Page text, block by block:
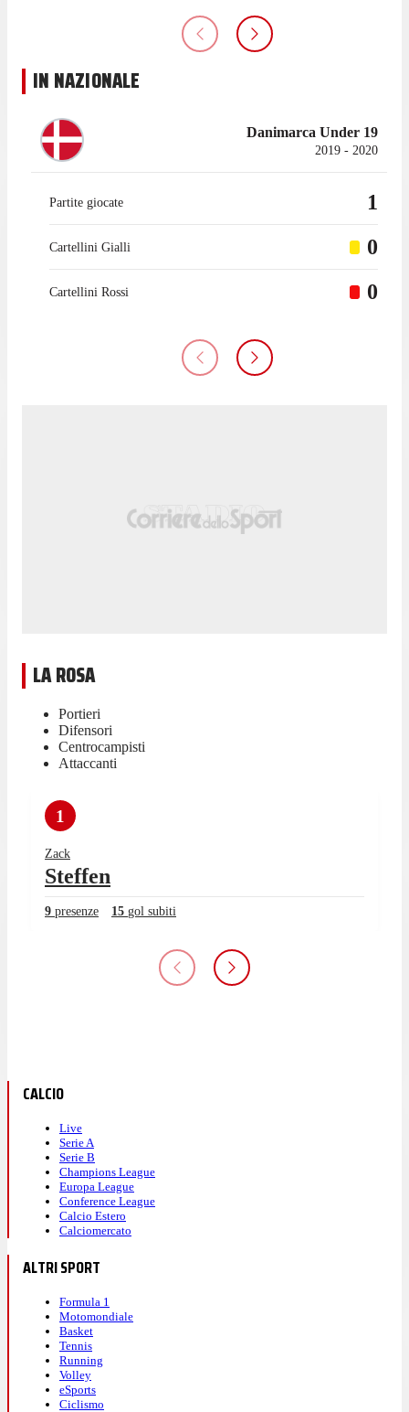
IN NAZIONALE
Danimarca Under 19
2019 - 2020
Partite giocate 1
Cartellini Gialli 0
Cartellini Rossi 0
LA ROSA
Portieri
Difensori
Centrocampisti
Attaccanti
1
Zack
Steffen
9 presenze 15 gol subiti
CALCIO
Live
Serie A
Serie B
Champions League
Europa League
Conference League
Calcio Estero
Calciomercato
ALTRI SPORT
Formula 1
Motomondiale
Basket
Tennis
Running
Volley
eSports
Ciclismo